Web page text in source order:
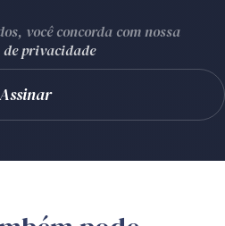
você concorda com nossa
privacidade